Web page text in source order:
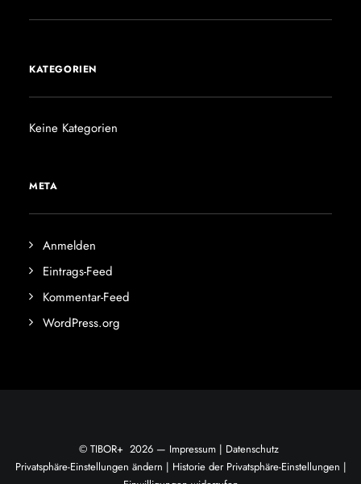
KATEGORIEN
Keine Kategorien
META
Anmelden
Eintrags-Feed
Kommentar-Feed
WordPress.org
© TIBOR+ 2026 — Impressum | Datenschutz
Privatsphäre-Einstellungen ändern | Historie der Privatsphäre-Einstellungen |